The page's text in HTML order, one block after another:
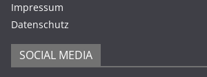
Impressum
Datenschutz
SOCIAL MEDIA